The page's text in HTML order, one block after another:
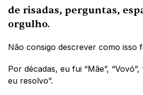
de risadas, perguntas,
orgulho.
Não consigo descrever como isso
Por décadas, eu fui “Mãe”,
eu resolvo”.